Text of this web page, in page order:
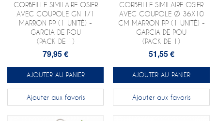
CORBEILLE SIMILAIRE OSIER
AVEC COUPOLE GN 1/1
MARRON PP (1 UNITÉ) -
GARCIA DE POU
(PACK DE 1)
79,95 €
AJOUTER AU PANIER
Ajouter aux favoris
CORBEILLE SIMILAIRE OSIER
AVEC COUPOLE Ø 36X10
CM MARRON PP (1 UNITÉ) -
GARCIA DE POU
(PACK DE 1)
51,55 €
AJOUTER AU PANIER
Ajouter aux favoris